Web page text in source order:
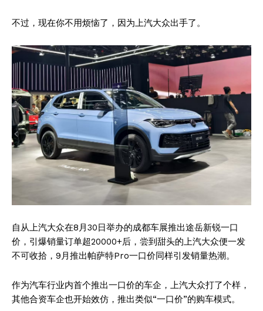
不过，现在你不用烦恼了，因为上汽大众出手了。
自从上汽大众在8月30日举办的成都车展推出途岳新锐一口
价，引爆销量订单超20000+后，尝到甜头的上汽大众便一发
不可收拾，9月推出帕萨特Pro一口价同样引发销量热潮。
作为汽车行业内首个推出一口价的车企，上汽大众打了个样，
其他合资车企也开始效仿，推出类似“一口价”的购车模式。